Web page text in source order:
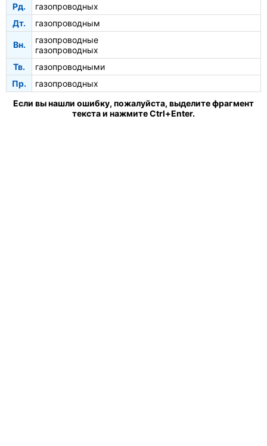
Рд.
газопроводных
Дт.
газопроводным
Вн.
газопроводные
газопроводных
Тв.
газопроводными
Пр.
газопроводных
Если вы нашли ошибку, пожалуйста, выделите фрагмент
текста и нажмите Ctrl+Enter.